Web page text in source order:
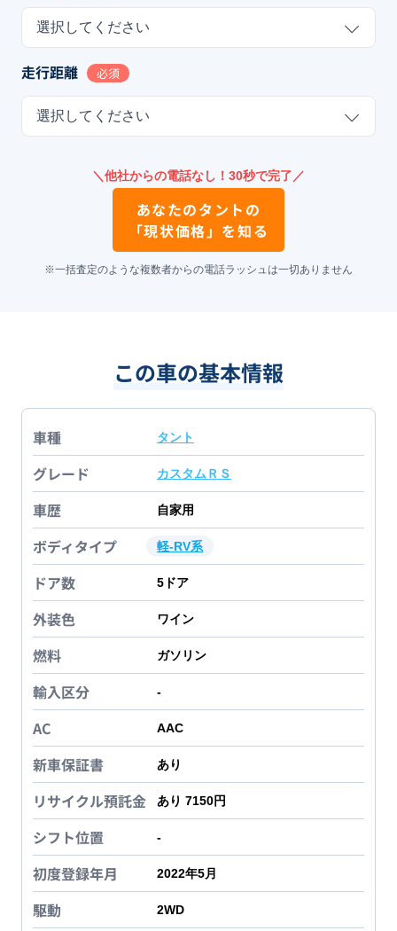
選択してください
走行距離 必須
選択してください
＼他社からの電話なし！30秒で完了／
あなたのタント の
「現状価格」を知る
※一括査定のような複数者からの電話ラッシュは一切ありません
この車の基本情報
車種 タント
グレード カスタムＲＳ
車歴 自家用
ボディタイプ 軽-RV系
ドア数 5 ドア
外装色 ワイン
燃料 ガソリン
輸入区分 -
AC AAC
新車保証書 あり
リサイクル預託金 あり 7150円
シフト位置 -
初度登録年月 2022年5月
駆動 2WD